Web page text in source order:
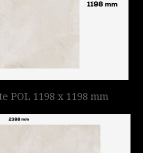
POL 1198 x 1198 mm